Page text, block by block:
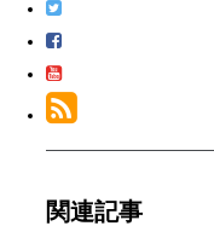
関連記事